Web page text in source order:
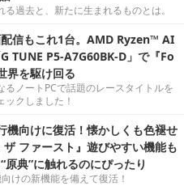
過去と、新たに生まれるものとは。
信もこれ1台。AMD Ryzen™ AI
TUNE P5-A7G60BK-D」で『Fo
界を駆け回る
るノートPCで話題のレースタイトルを
クしました！
機向けに復活！懐かしくも色褪せ
ファースト』遊びやすい機能も
典”に触れるのにぴったり
けの新機能を備えて復活！